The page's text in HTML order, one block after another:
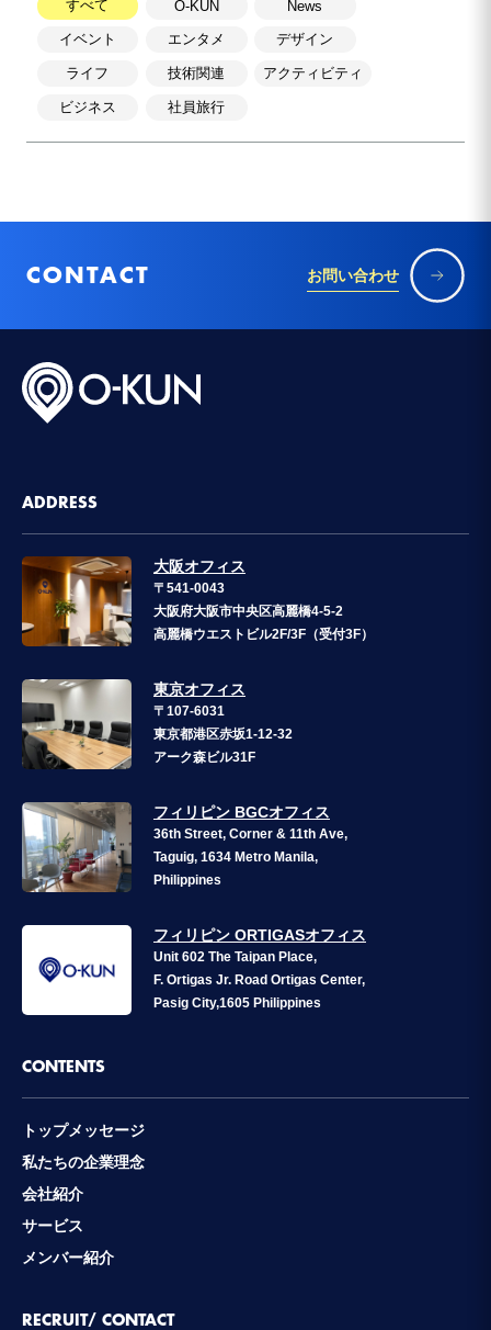
すべて O-KUN News
イベント エンタメ デザイン
ライフ 技術関連 アクティビティ
ビジネス 社員旅行
CONTACT お問い合わせ
ADDRESS
大阪オフィス
〒541-0043
大阪府大阪市中央区高麗橋4-5-2
高麗橋ウエストビル2F/3F（受付3F）
東京オフィス
〒107-6031
東京都港区赤坂1-12-32
アーク森ビル31F
フィリピン BGCオフィス
36th Street, Corner & 11th Ave,
Taguig, 1634 Metro Manila,
Philippines
フィリピン ORTIGASオフィス
Unit 602 The Taipan Place,
F. Ortigas Jr. Road Ortigas Center,
Pasig City,1605 Philippines
CONTENTS
トップメッセージ
私たちの企業理念
会社紹介
サービス
メンバー紹介
RECRUIT/ CONTACT